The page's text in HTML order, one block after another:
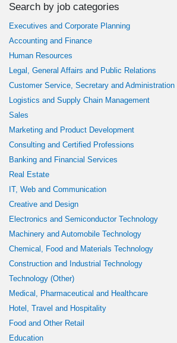
Search by job categories
Executives and Corporate Planning
Accounting and Finance
Human Resources
Legal, General Affairs and Public Relations
Customer Service, Secretary and Administration
Logistics and Supply Chain Management
Sales
Marketing and Product Development
Consulting and Certified Professions
Banking and Financial Services
Real Estate
IT, Web and Communication
Creative and Design
Electronics and Semiconductor Technology
Machinery and Automobile Technology
Chemical, Food and Materials Technology
Construction and Industrial Technology
Technology (Other)
Medical, Pharmaceutical and Healthcare
Hotel, Travel and Hospitality
Food and Other Retail
Education